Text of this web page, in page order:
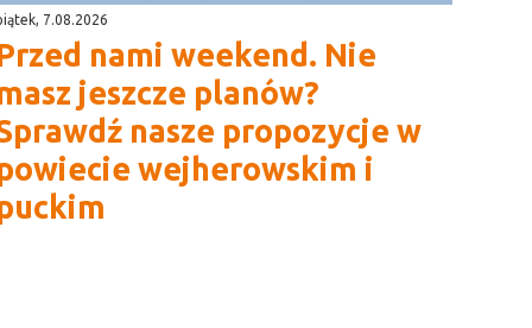
7.08.2026
nami weekend. Nie
jeszcze planów?
nasze propozycje w
wejherowskim i